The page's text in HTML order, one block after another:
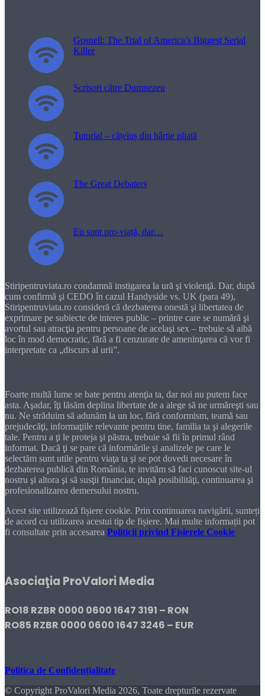
Gosnell: The Trial of America’s Biggest Serial
Killer
Scrisori către Dumnezeu
Tutorial – cățeluș din hârtie pliată
The Great Debaters
Eu sunt pro-viață, dar…
Stiripentruviata.ro condamnă instigarea la ură şi violenţă. Dar, după
cum confirmă şi CEDO în cazul Handyside vs. UK (para 49),
Stiripentruviata.ro consideră că dezbaterea onestă şi libertatea de
exprimare pe subiecte de interes public – printre care se numără şi
avortul sau atracţia pentru persoane de acelaşi sex – trebuie să aibă
loc în mod democratic, fără a fi cenzurate de ameninţarea că vor fi
interpretate ca „discurs al urii”.
Foarte multă lume se bate pentru atenţia ta, dar noi nu putem face
asta. Aşadar, îţi lăsăm deplina libertate de a alege să ne urmăreşti sau
nu. Ne străduim să adunăm la un loc, fără conformism, teamă sau
prejudecăţi, informaţiile relevante pentru tine, familia ta şi alegerile
tale. Pentru a ţi le proteja şi păstra, trebuie să fii în primul rând
informat. Dacă ţi se pare că informările şi analizele pe care le
selectăm sunt utile pentru viaţa ta şi se pot dovedi necesare în
dezbaterea publică din România, te invităm să faci cunoscut site-ul
nostru şi altora şi să susţii financiar, după posibilităţi, continuarea şi
profesionalizarea demersului nostru.
Acest site utilizează fișiere cookie. Prin continuarea navigării, sunteți
de acord cu utilizarea acestui tip de fișiere. Mai multe informații pot
fi consultate prin accesarea Politicii privind Fișierele Cookie
Asociaţia ProValori Media
RO18 RZBR 0000 0600 1647 3191 – RON
RO85 RZBR 0000 0600 1647 3246 – EUR
Politica de Confidențialitate
© Copyright ProValori Media 2026, Toate drepturile rezervate